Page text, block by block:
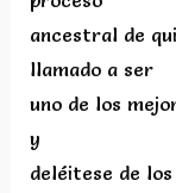
ancestral de
llamado a ser
uno de los
y
deléitese de